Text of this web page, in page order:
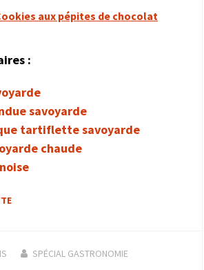
aux pépites de chocolat
:
savoyarde
tartiflette savoyarde
chaude
SPÉCIAL GASTRONOMIE